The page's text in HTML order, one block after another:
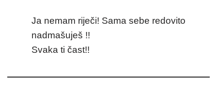
Ja nemam riječi! Sama sebe redovito
nadmašuješ !!
Svaka ti čast!!